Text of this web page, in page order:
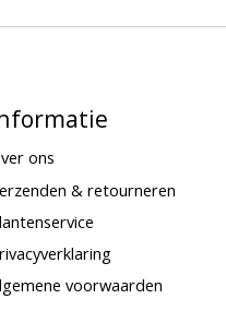
ons
& retourneren
voorwaarden